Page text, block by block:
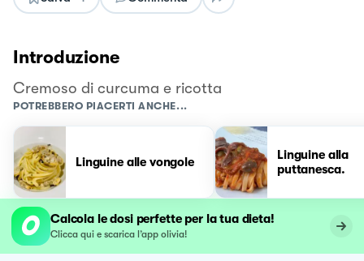
Introduzione
Cremoso di curcuma e ricotta
POTREBBERO PIACERTI ANCHE...
Linguine alle vongole
Linguine alla
puttanesca.
Calcola le dosi perfette per la tua dieta!
Clicca qui e scarica l’app olivia!